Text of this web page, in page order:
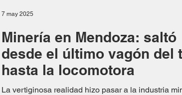
Minería en Mendoza: saltó
desde el último vagón del
hasta la locomotora
La vertiginosa realidad hizo pasar a la industria
7 may 2025